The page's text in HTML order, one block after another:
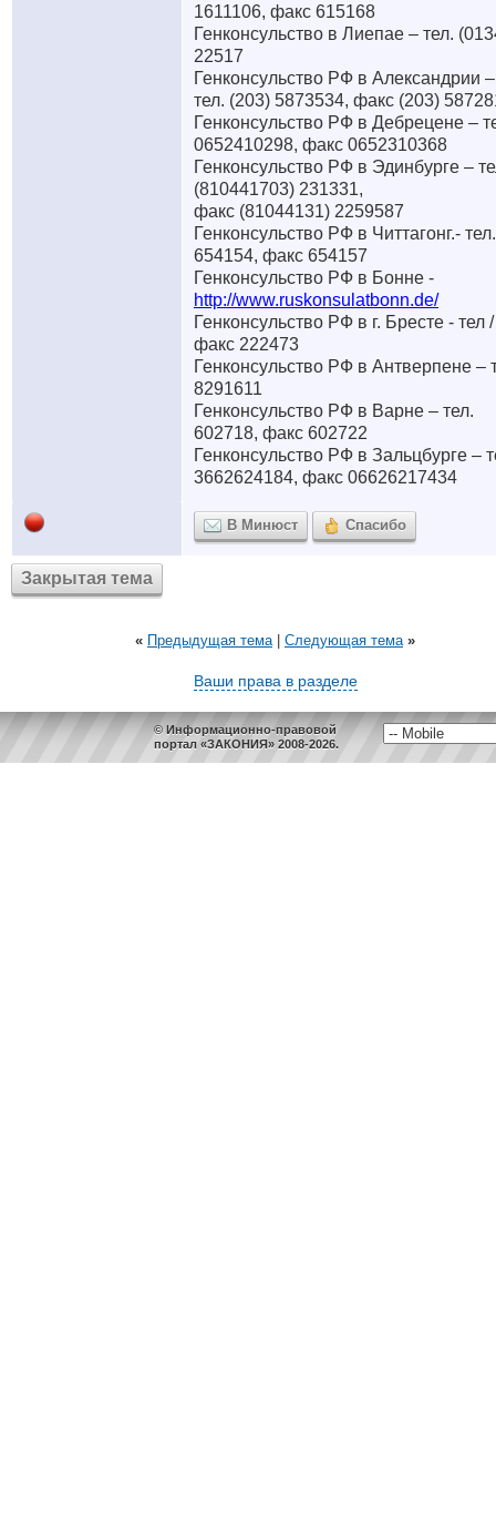
1611106, факс 615168
Генконсульство в Лиепае – тел.
22517
Генконсульство РФ в Александрии –
тел. (203) 5873534, факс (203)
Генконсульство РФ в Дебрецене –
0652410298, факс 0652310368
Генконсульство РФ в Эдинбурге –
(810441703) 231331,
факс (81044131) 2259587
Генконсульство РФ в Читтагонг.- тел.
654154, факс 654157
Генконсульство РФ в Бонне -
http://www.ruskonsulatbonn.de/
Генконсульство РФ в г. Бресте - тел /
факс 222473
Генконсульство РФ в Антверпене –
8291611
Генконсульство РФ в Варне – тел.
602718, факс 602722
Генконсульство РФ в Зальцбурге –
3662624184, факс 06626217434
В Минюст Спасибо
Закрытая тема
« Предыдущая тема| Следующая тема »
Ваши права в разделе
© Информационно-правовой
портал «ЗАКОНИЯ» 2008-2026.